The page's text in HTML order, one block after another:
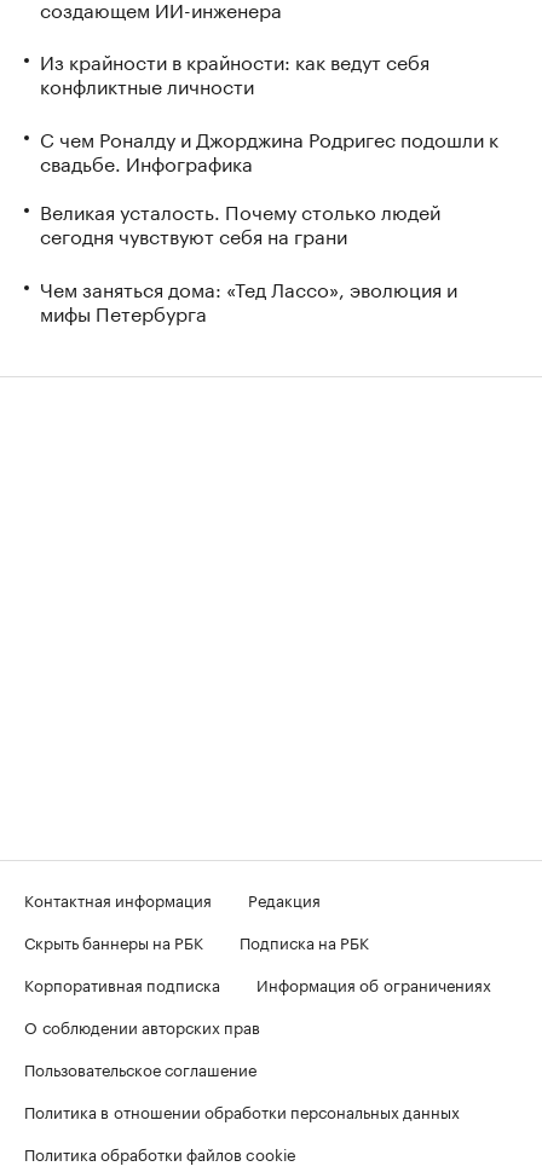
создающем ИИ-инженера
Из крайности в крайности: как ведут себя
конфликтные личности
С чем Роналду и Джорджина Родригес подошли к
свадьбе. Инфографика
Великая усталость. Почему столько людей
сегодня чувствуют себя на грани
Чем заняться дома: «Тед Лассо», эволюция и
мифы Петербурга
Контактная информация
Редакция
Скрыть баннеры на РБК
Подписка на РБК
Корпоративная подписка
Информация об ограничениях
О соблюдении авторских прав
Пользовательское соглашение
Политика в отношении обработки персональных данных
Политика обработки файлов cookie